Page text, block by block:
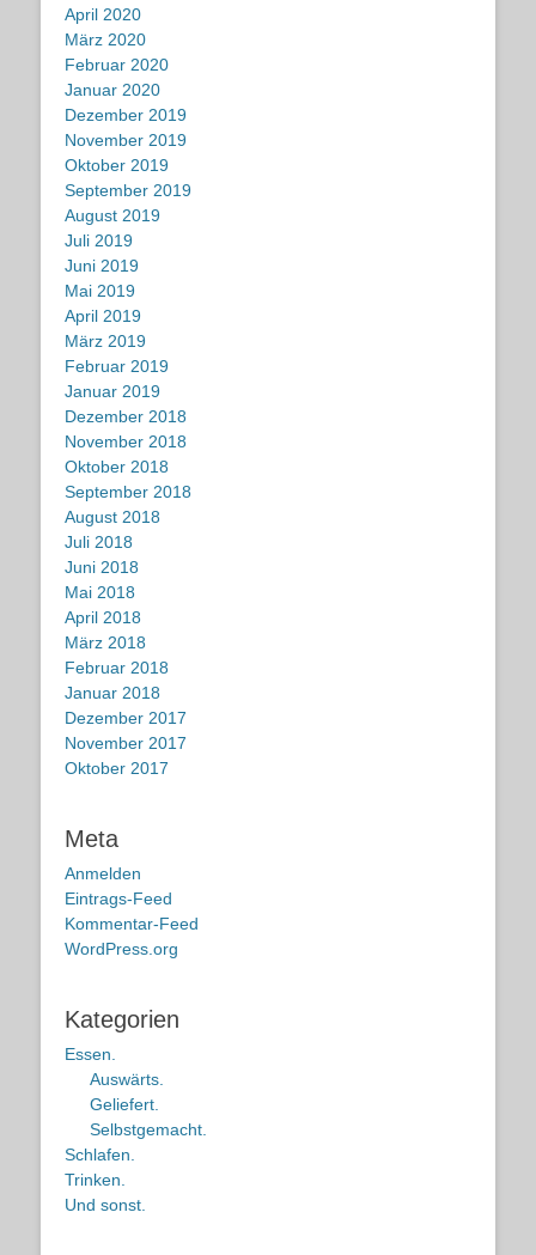
April 2020
März 2020
Februar 2020
Januar 2020
Dezember 2019
November 2019
Oktober 2019
September 2019
August 2019
Juli 2019
Juni 2019
Mai 2019
April 2019
März 2019
Februar 2019
Januar 2019
Dezember 2018
November 2018
Oktober 2018
September 2018
August 2018
Juli 2018
Juni 2018
Mai 2018
April 2018
März 2018
Februar 2018
Januar 2018
Dezember 2017
November 2017
Oktober 2017
Meta
Anmelden
Eintrags-Feed
Kommentar-Feed
WordPress.org
Kategorien
Essen.
Auswärts.
Geliefert.
Selbstgemacht.
Schlafen.
Trinken.
Und sonst.